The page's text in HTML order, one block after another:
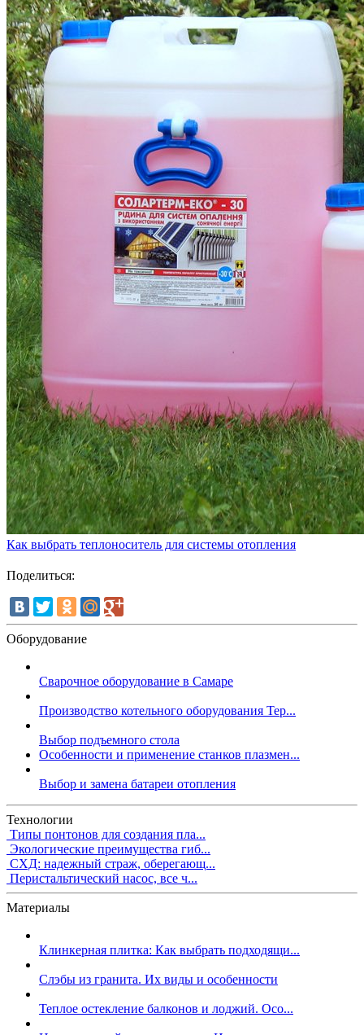
Как выбрать теплоноситель для системы отопления
Поделиться:
Оборудование
Сварочное оборудование в Самаре
Производство котельного оборудования Тер...
Выбор подъемного стола
Особенности и применение станков плазмен...
Выбор и замена батареи отопления
Технологии
Типы понтонов для создания пла...
Экологические преимущества гиб...
СХД: надежный страж, оберегающ...
Перистальтический насос, все ч...
Материалы
Клинкерная плитка: Как выбрать подходящи...
Слэбы из гранита. Их виды и особенности
Теплое остекление балконов и лоджий. Осо...